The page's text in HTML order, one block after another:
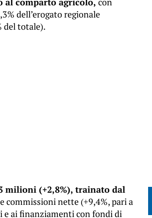
dell’erogato regionale
del totale).
milioni (+2,8%), trainato dal
commissioni nette (+9,4%, pari a
e ai finanziamenti con fondi di